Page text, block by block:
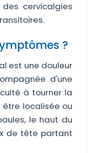
cervicalgies
?
est une douleur
d'une
à tourner la
localisée ou
le haut du
de tête partant